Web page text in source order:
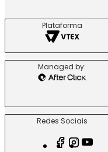
Plataforma
Managed by:
Redes Sociais